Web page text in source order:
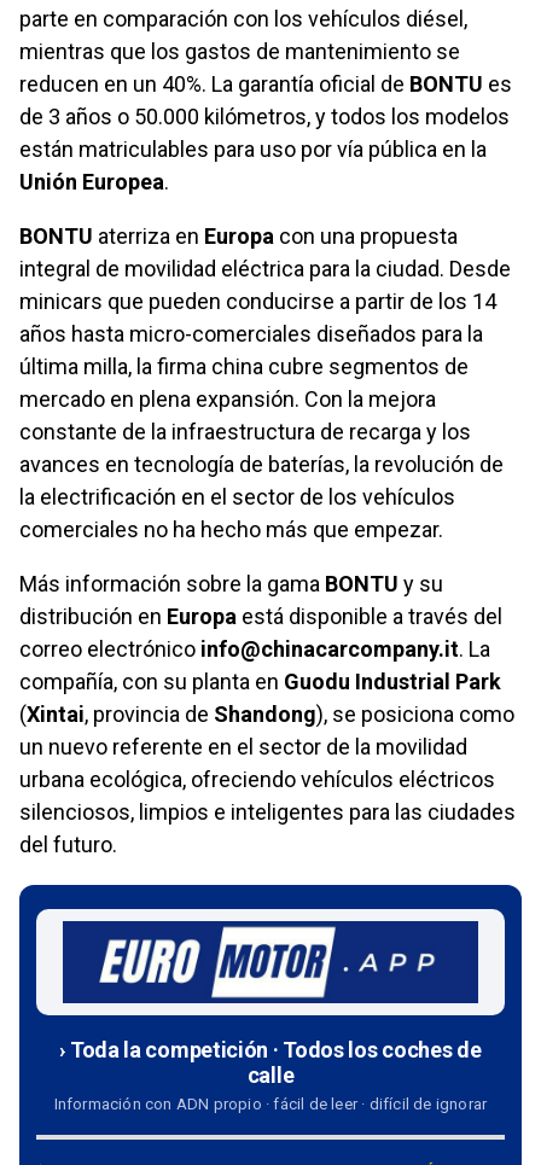
parte en comparación con los vehículos diésel,
mientras que los gastos de mantenimiento se
reducen en un 40%. La garantía oficial de BONTU es
de 3 años o 50.000 kilómetros, y todos los modelos
están matriculables para uso por vía pública en la
Unión Europea.
BONTU aterriza en Europa con una propuesta
integral de movilidad eléctrica para la ciudad. Desde
minicars que pueden conducirse a partir de los 14
años hasta micro-comerciales diseñados para la
última milla, la firma china cubre segmentos de
mercado en plena expansión. Con la mejora
constante de la infraestructura de recarga y los
avances en tecnología de baterías, la revolución de
la electrificación en el sector de los vehículos
comerciales no ha hecho más que empezar.
Más información sobre la gama BONTU y su
distribución en Europa está disponible a través del
correo electrónico info@chinacarcompany.it. La
compañía, con su planta en Guodu Industrial Park
(Xintai, provincia de Shandong), se posiciona como
un nuevo referente en el sector de la movilidad
urbana ecológica, ofreciendo vehículos eléctricos
silenciosos, limpios e inteligentes para las ciudades
del futuro.
› Toda la competición · Todos los coches de
calle
Información con ADN propio · fácil de leer · difícil de ignorar